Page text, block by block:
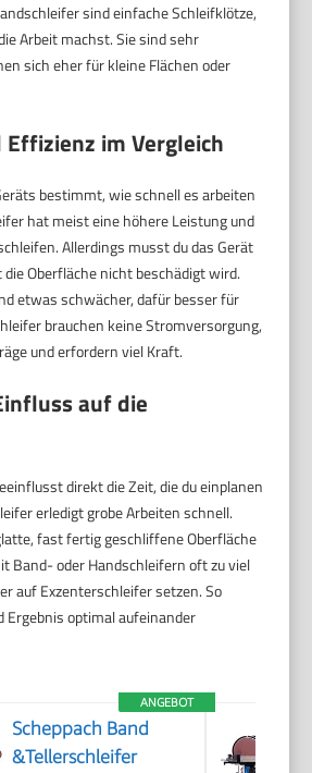
sind einfache Schleifklötze,
Arbeit machst. Sie sind sehr
sich eher für kleine Flächen oder
im Vergleich
bestimmt, wie schnell es arbeiten
hat meist eine höhere Leistung und
Allerdings musst du das Gerät
Oberfläche nicht beschädigt wird.
etwas schwächer, dafür besser für
brauchen keine Stromversorgung,
und erfordern viel Kraft.
auf die
direkt die Zeit, die du einplanen
erledigt grobe Arbeiten schnell.
fast fertig geschliffene Oberfläche
Band- oder Handschleifern oft zu viel
auf Exzenterschleifer setzen. So
Ergebnis optimal aufeinander
ANGEBOT
Scheppach Band
&Tellerschleifer